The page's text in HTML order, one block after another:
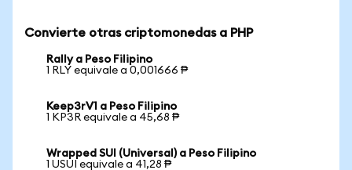
Convierte otras criptomonedas a PHP
Rally a Peso Filipino
1 RLY equivale a 0,001666 ₱
Keep3rV1 a Peso Filipino
1 KP3R equivale a 45,68 ₱
Wrapped SUI (Universal) a Peso Filipino
1 USUI equivale a 41,28 ₱